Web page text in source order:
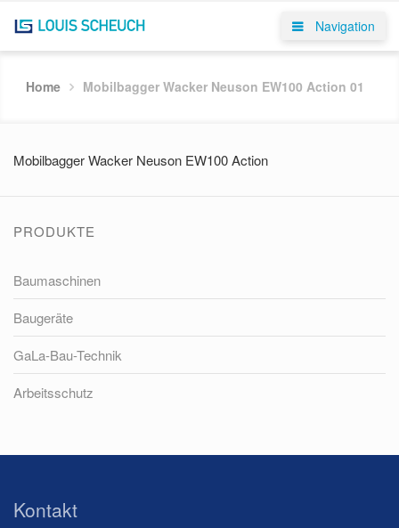
Navigation
Home Mobilbagger Wacker Neuson EW100 Action 01
Mobilbagger Wacker Neuson EW100 Action
PRODUKTE
Baumaschinen
Baugeräte
GaLa-Bau-Technik
Arbeitsschutz
Kontakt